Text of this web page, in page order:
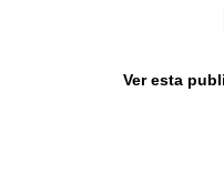
Ver esta